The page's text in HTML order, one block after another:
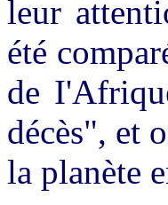
leur
été
de
décès", et
la planète